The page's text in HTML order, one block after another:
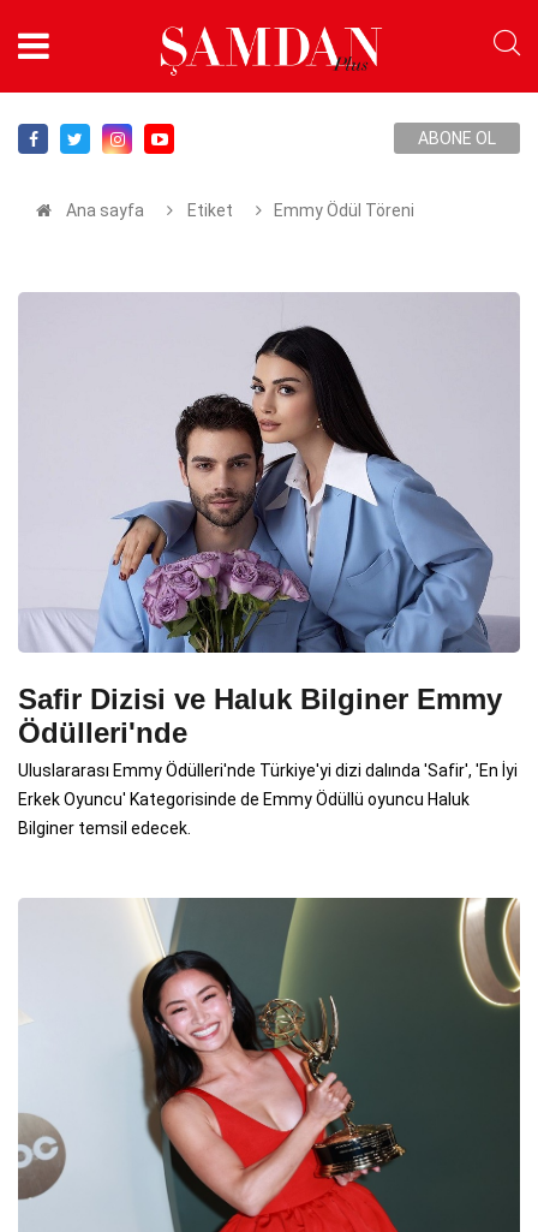
ABONE OL
Ana sayfa Etiket Emmy Ödül Töreni
Safir Dizisi ve Haluk Bilginer Emmy
Ödülleri'nde
Uluslararası Emmy Ödülleri'nde Türkiye'yi dizi dalında 'Safir', 'En İyi
Erkek Oyuncu' Kategorisinde de Emmy Ödüllü oyuncu Haluk
Bilginer temsil edecek.